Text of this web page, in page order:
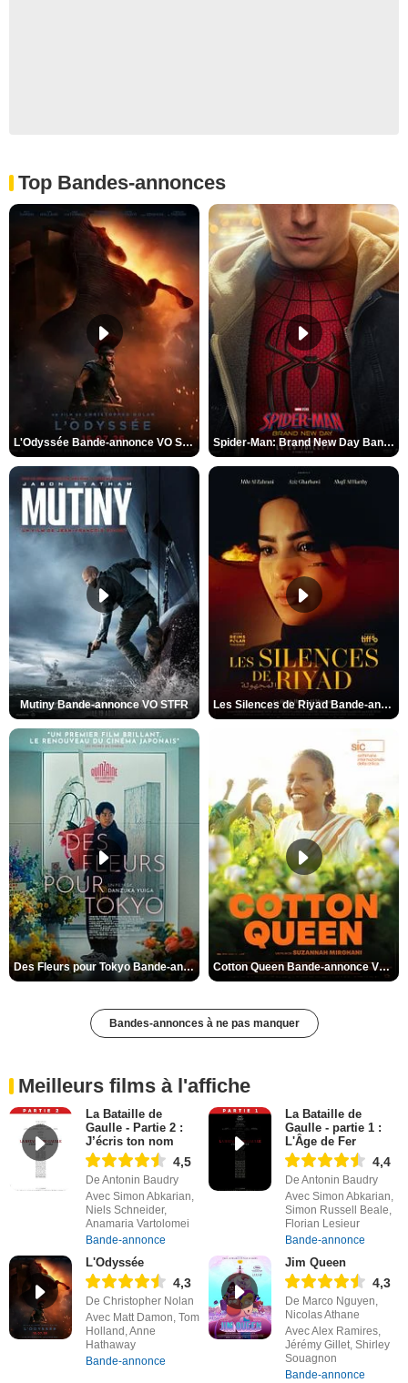
Top Bandes-annonces
L'Odyssée Bande-annonce VO STFR Spider-Man: Brand New Day Bande-annonce VO STFR
Mutiny Bande-annonce VO STFR Les Silences de Riyad Bande-annonce VO STFR
Des Fleurs pour Tokyo Bande-annonce VO STFR Cotton Queen Bande-annonce VO STFR
Bandes-annonces à ne pas manquer
Meilleurs films à l'affiche
La Bataille de
Gaulle - Partie 2 :
J’écris ton nom
4,5
De Antonin Baudry
Avec Simon Abkarian,
Niels Schneider,
Anamaria Vartolomei
Bande-annonce
La Bataille de
Gaulle - partie 1 :
L'Âge de Fer
4,4
De Antonin Baudry
Avec Simon Abkarian,
Simon Russell Beale,
Florian Lesieur
Bande-annonce
L'Odyssée
4,3
De Christopher Nolan
Avec Matt Damon, Tom
Holland, Anne
Hathaway
Bande-annonce
Jim Queen
4,3
De Marco Nguyen,
Nicolas Athane
Avec Alex Ramires,
Jérémy Gillet, Shirley
Souagnon
Bande-annonce